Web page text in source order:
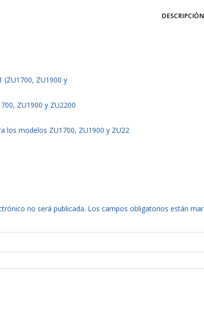
DESCRIPCIÓN
(ZU1700, ZU1900 y
ZU1900 y ZU2200
los modelos ZU1700, ZU1900 y ZU22
no será publicada. Los campos obligatorios están